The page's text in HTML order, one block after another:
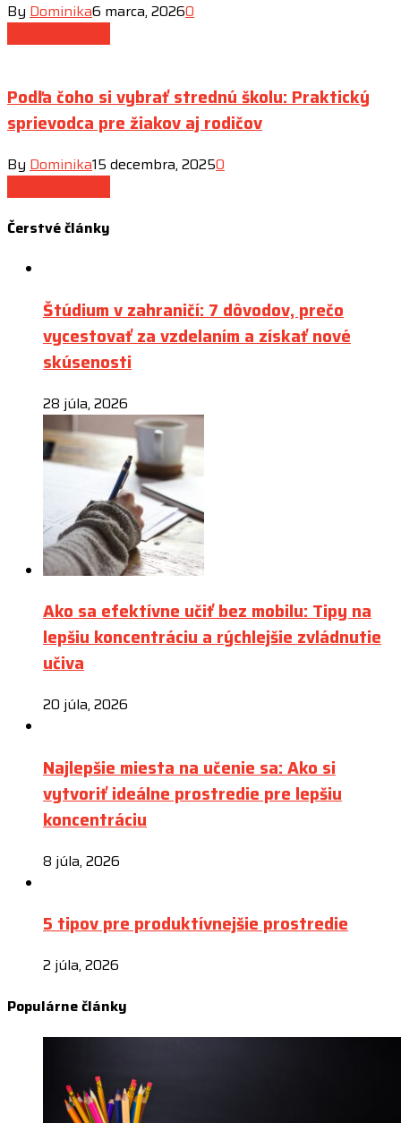
By Dominika6 marca, 20260
Podľa čoho si vybrať strednú školu: Praktický
sprievodca pre žiakov aj rodičov
By Dominika15 decembra, 20250
Čerstvéčlánky
Štúdium v zahraničí: 7 dôvodov, prečo
vycestovať za vzdelaním a získať nové
skúsenosti
28 júla, 2026
Ako sa efektívne učiť bez mobilu: Tipy na
lepšiu koncentráciu a rýchlejšie zvládnutie
učiva
20 júla, 2026
Najlepšie miesta na učenie sa: Ako si
vytvoriť ideálne prostredie pre lepšiu
koncentráciu
8 júla, 2026
5 tipov pre produktívnejšie prostredie
2 júla, 2026
Populárne články